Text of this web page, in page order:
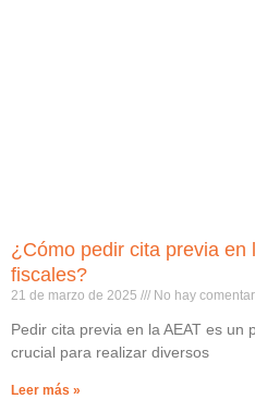
¿Cómo pedir cita previa en
fiscales?
21 de marzo de 2025 No hay
Pedir cita previa en la AEAT es un
crucial para realizar diversos
Leer más »